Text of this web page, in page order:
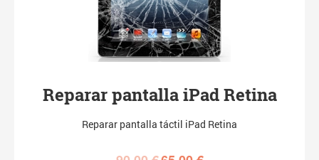
Reparar pantalla iPad Retina
Reparar pantalla táctil iPad Retina